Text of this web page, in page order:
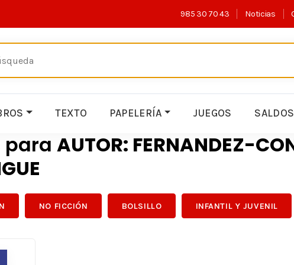
985 30 70 43 Noticias
TEXTO PAPELERÍA JUEGOS SALDOS
para AUTOR: FERNANDEZ-
NO FICCIÓN BOLSILLO INFANTIL Y JUVENIL